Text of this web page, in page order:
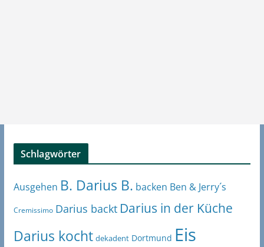
Schlagwörter
Ausgehen B. Darius B. backen Ben & Jerry´s
Cremissimo Darius backt Darius in der Küche
Darius kocht dekadent Dortmund Eis